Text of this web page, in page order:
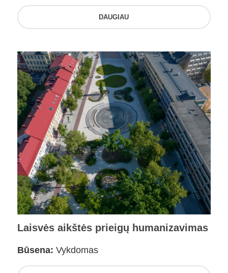
DAUGIAU
Laisvės aikštės prieigų humanizavimas
Būsena: Vykdomas